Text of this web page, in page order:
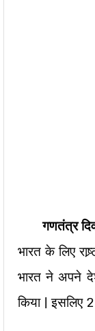
गणतंत्र
भारत के लिए
भारत ने अपने
किया | इसलिए